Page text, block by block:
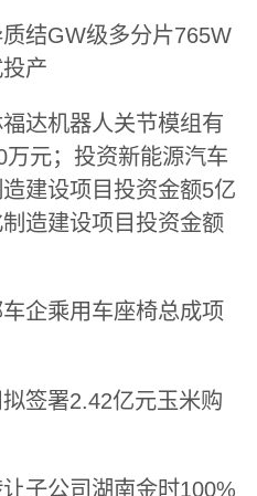
结GW级多分片765W
产
达机器人关节模组有
万元；投资新能源汽车
建设项目投资金额5亿
造建设项目投资金额
企乘用车座椅总成项
签署2.42亿元玉米购
子公司湖南金时100%